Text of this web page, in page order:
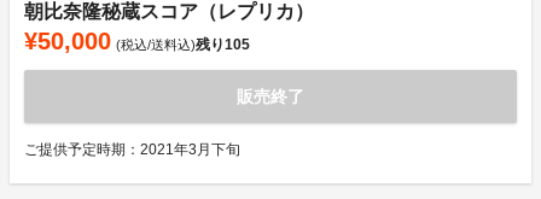
朝比奈隆秘蔵スコア（レプリカ）
¥50,000 (税込/送料込)残り105
販売終了
ご提供予定時期：2021年3月下旬